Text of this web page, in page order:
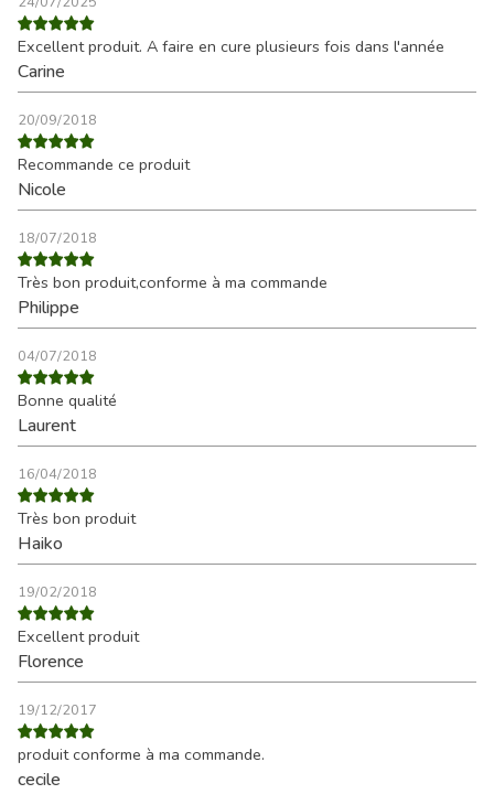
Excellent produit. A faire en cure plusieurs fois dans l'année
Carine
20/09/2018
Recommande ce produit
Nicole
18/07/2018
Très bon produit,conforme à ma commande
Philippe
04/07/2018
Bonne qualité
Laurent
16/04/2018
Très bon produit
Haiko
19/02/2018
Excellent produit
Florence
19/12/2017
produit conforme à ma commande.
cecile